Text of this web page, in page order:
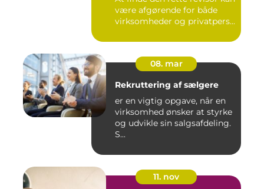
være afgørende for både
virksomheder og privatpers...
08. mar
Rekruttering af sælgere
er en vigtig opgave, når en
virksomhed ønsker at styrke
og udvikle sin salgsafdeling.
S...
11. nov